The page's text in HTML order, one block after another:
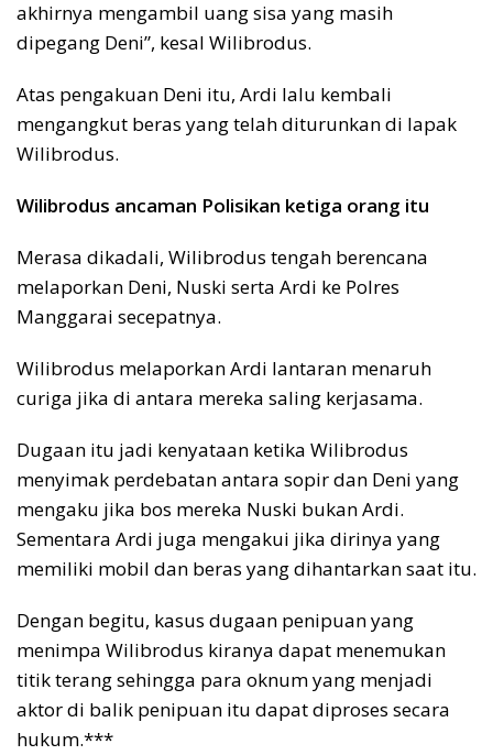
akhirnya mengambil uang sisa yang masih
dipegang Deni”, kesal Wilibrodus.
Atas pengakuan Deni itu, Ardi lalu kembali
mengangkut beras yang telah diturunkan di lapak
Wilibrodus.
Wilibrodus ancaman Polisikan ketiga orang itu
Merasa dikadali, Wilibrodus tengah berencana
melaporkan Deni, Nuski serta Ardi ke Polres
Manggarai secepatnya.
Wilibrodus melaporkan Ardi lantaran menaruh
curiga jika di antara mereka saling kerjasama.
Dugaan itu jadi kenyataan ketika Wilibrodus
menyimak perdebatan antara sopir dan Deni yang
mengaku jika bos mereka Nuski bukan Ardi.
Sementara Ardi juga mengakui jika dirinya yang
memiliki mobil dan beras yang dihantarkan saat itu.
Dengan begitu, kasus dugaan penipuan yang
menimpa Wilibrodus kiranya dapat menemukan
titik terang sehingga para oknum yang menjadi
aktor di balik penipuan itu dapat diproses secara
hukum.***